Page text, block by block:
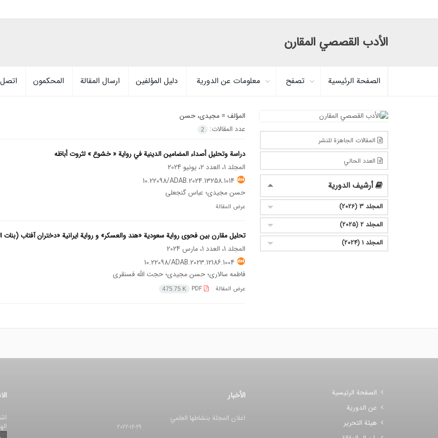
الأدب القصصي المقارن
الصفحة الرئيسية تصفح معلومات عن الدورية دليل المؤلفين ارسال المقالة المحكمون اتصل
المؤلف =مجیدی، حسن
عدد المقالات:
2
دراسة وتحلیل أصداء المضامین الدینیة في روایة « خشوع » لثروت أباظه
المجلد 1، العدد 2، يونيو 2024
10.22098/ADAB.2024.13258.1014
حسن مجیدی؛ عباس گنجعلی
عرض المقالة
تحليل مقارن بين فحوی رواية سعودية «هند والعسكر» و رواية ايرانية «دختران آفتاب
المجلد 1، العدد 1، مارس 2024
10.22098/ADAB.2023.12186.1004
فاطمه سالاری؛ حسن مجیدی؛ حجت الله فسنقری
عرض المقالة PDF
475.75 K
المقالات الجاهزة للنشر
العدد الحالي
أرشيف الدورية
المجلد 3 (2026)
المجلد 2 (2025)
المجلد 1 (2024)
الصفحة الرئيسية
عن الدورية
هيئة التحرير
الأخبار
اعلان المجلة بنشاطها العلمي
2022-12-29